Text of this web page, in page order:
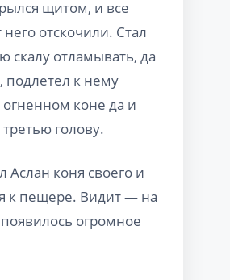
щитом, и все
отскочили. Стал
скалу отламывать, да
подлетел к нему
огненном коне да и
голову.
Аслан коня своего и
к пещере. Видит — на
огромное